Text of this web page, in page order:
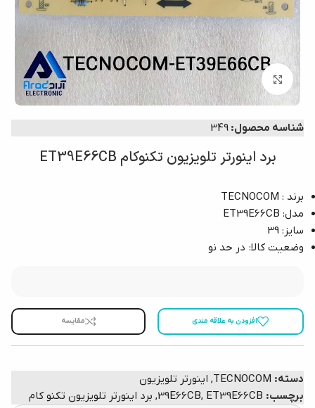
بزرگنمایی تصویر
شناسه محصول: 349
برد اینورتر تلویزیون تکنوکام ET39E66CB
برند : TECNOCOM
مدل: ET39E66CB
سایز: 39
وضعیت کالا: در حد نو
افزودن به علاقه مندی مقایسه
دسته: TECNOCOM
, اینورتر تلویزیون
برچسب:
39E66CB, ET39E66CB
, برد اینورتر تلویزیون تکنو کام